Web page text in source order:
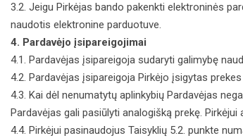
3.2. Jeigu Pirkėjas bando pakenkti elektroninės
naudotis elektronine parduotuve.
4. Pardavėjo įsipareigojimai
4.1. Pardavėjas įsipareigoja sudaryti galimybę
4.2. Pardavėjas įsipareigoja Pirkėjo įsigytas
4.3. Kai dėl nenumatytų aplinkybių Pardavėjas
Pardavėjas gali pasiūlyti analogišką prekę.
4.4. Pirkėjui pasinaudojus Taisyklių 5.2. punkte